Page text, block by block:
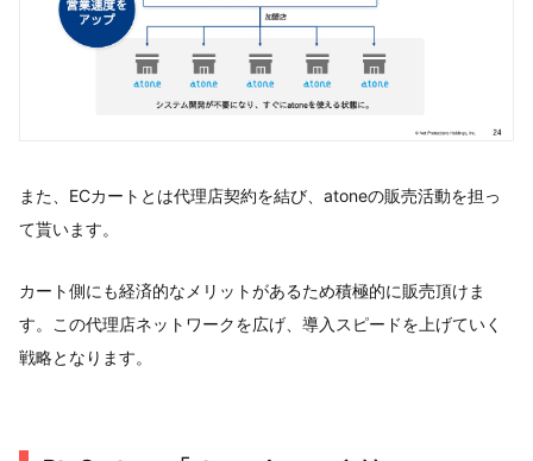
また、ECカートとは代理店契約を結び、atoneの販売活動を担っ
て貰います。
カート側にも経済的なメリットがあるため積極的に販売頂けま
す。この代理店ネットワークを広げ、導入スピードを上げていく
戦略となります。